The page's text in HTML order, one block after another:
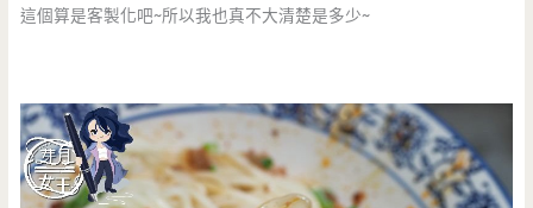
這個算是客製化吧~所以我也真不大清楚是多少~